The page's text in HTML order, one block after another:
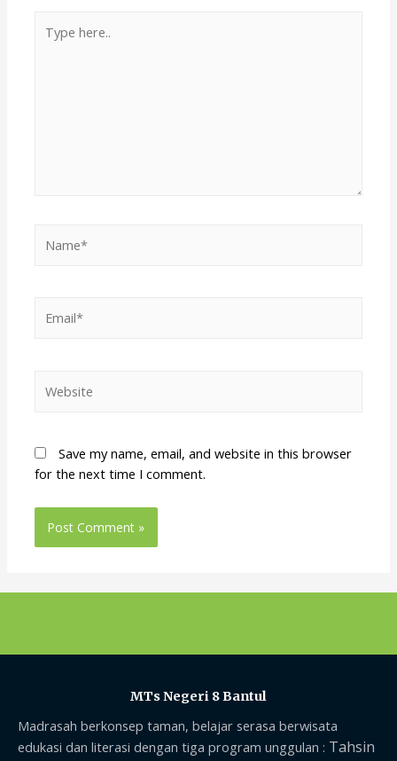
Save my name, email, and website in this browser
for the next time I comment.
MTs Negeri 8 Bantul
Madrasah berkonsep taman, belajar serasa berwisata
edukasi dan literasi dengan tiga program unggulan : Tahsin